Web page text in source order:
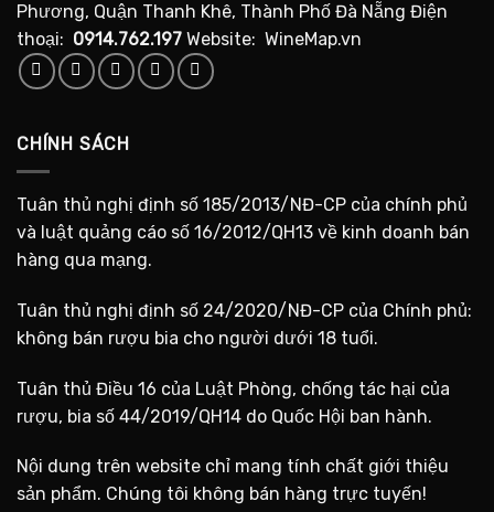
Phương, Quận Thanh Khê, Thành Phố Đà Nẵng Điện
thoại: 0914.762.197 Website: WineMap.vn
CHÍNH SÁCH
Tuân thủ nghị định số 185/2013/NĐ-CP của chính phủ
và luật quảng cáo số 16/2012/QH13 về kinh doanh bán
hàng qua mạng.
Tuân thủ nghị định số 24/2020/NĐ-CP của Chính phủ:
không bán rượu bia cho người dưới 18 tuổi.
Tuân thủ Điều 16 của Luật Phòng, chống tác hại của
rượu, bia số 44/2019/QH14 do Quốc Hội ban hành.
Nội dung trên website chỉ mang tính chất giới thiệu
sản phẩm. Chúng tôi không bán hàng trực tuyến!